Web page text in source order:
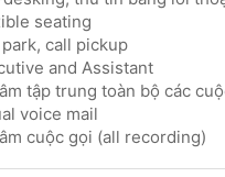
seating
call pickup
and Assistant
tập trung toàn bộ các
voice mail
cuộc gọi (all recording)